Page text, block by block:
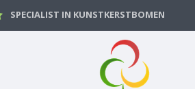
SPECIALIST IN KUNSTKERSTBOMEN